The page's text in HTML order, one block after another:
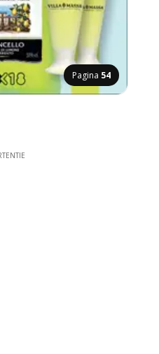
Pagina 54